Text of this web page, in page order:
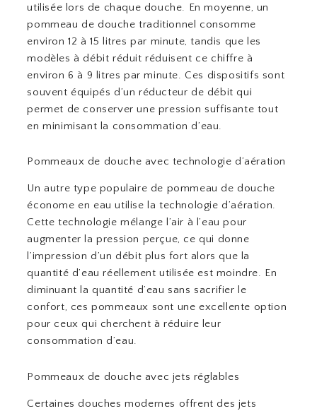
utilisée lors de chaque douche. En moyenne, un
pommeau de douche traditionnel consomme
environ 12 à 15 litres par minute, tandis que les
modèles à débit réduit réduisent ce chiffre à
environ 6 à 9 litres par minute. Ces dispositifs sont
souvent équipés d’un réducteur de débit qui
permet de conserver une pression suffisante tout
en minimisant la consommation d’eau.
Pommeaux de douche avec technologie d’aération
Un autre type populaire de pommeau de douche
économe en eau utilise la technologie d’aération.
Cette technologie mélange l’air à l’eau pour
augmenter la pression perçue, ce qui donne
l’impression d’un débit plus fort alors que la
quantité d’eau réellement utilisée est moindre. En
diminuant la quantité d’eau sans sacrifier le
confort, ces pommeaux sont une excellente option
pour ceux qui cherchent à réduire leur
consommation d’eau.
Pommeaux de douche avec jets réglables
Certaines douches modernes offrent des jets